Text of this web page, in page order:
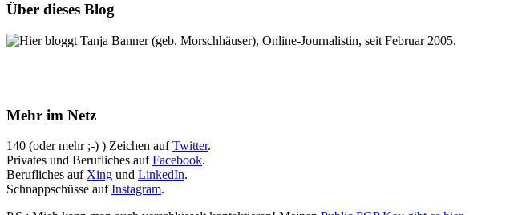
Über dieses Blog
Hier bloggt Tanja Banner (geb. Morschhäuser), Online-Journalistin, seit Februar 2005.
Mehr im Netz
140 (oder mehr ;-) ) Zeichen aufTwitter.
Privates und Berufliches aufFacebook.
Berufliches auf Xing und LinkedIn.
Schnappschüsse aufInstagram.